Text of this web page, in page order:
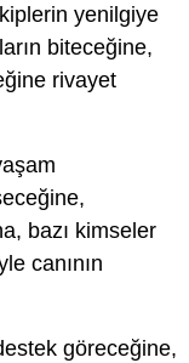
yenilgiye
biteceğine,
rivayet
bazı kimseler
canının
göreceğine,